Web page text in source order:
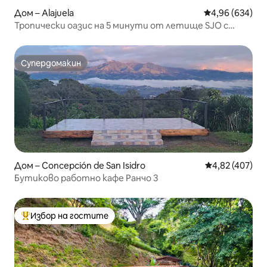
Дом – Alajuela Средна
4,96 (634)
Тропически оазис на 5 минути от летище SJO с
Супердомакин
Супердомакин
Дом – Concepción de San Isidro Средна
4,82 (407)
Бутиково работно кафе Ранчо 3
Най-популярен избор на гостите
Избор на гостите